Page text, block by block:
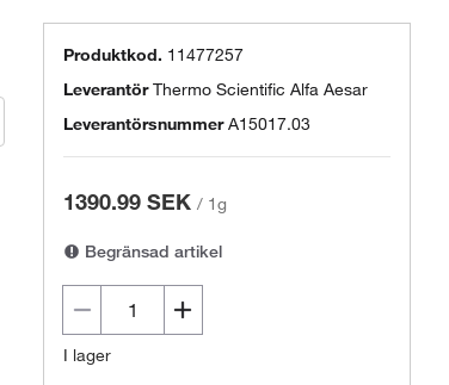
Produktkod. 11477257
LeverantörThermo Scientific Alfa Aesar
Leverantörsnummer A15017.03
1390.99 SEK / 1g
Begränsad artikel
I lager